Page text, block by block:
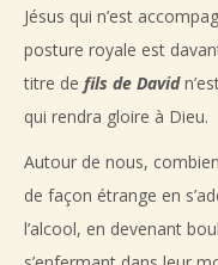
Jésus qui n’est
posture royale est
titre de fils de David
qui rendra gloire à Dieu.
Autour de nous,
de façon étrange en
l’alcool, en devenant